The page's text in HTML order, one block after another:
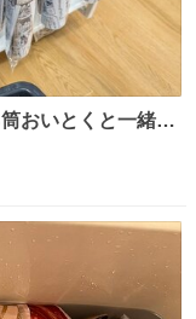
おいとくと一緒に